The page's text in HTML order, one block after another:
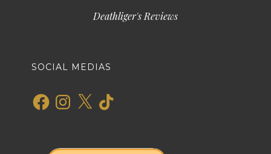
Deathliger's Reviews
SOCIAL MEDIAS
FacebookInstagram
X TikTok